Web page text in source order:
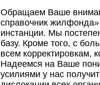
Обращаем Ваше
справочник
инстанции. Мы
базу. Кроме того, с
всем корректировкам,
Надеемся на Ваше
усилиями у нас